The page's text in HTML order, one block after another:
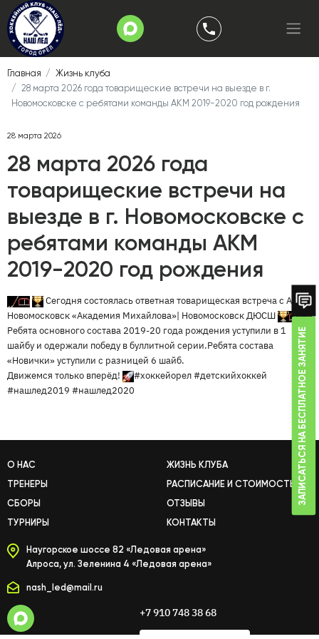
Главная
Жизнь клуба
28 марта 2026 года товарищеские встречи на выезде в г.
Новомосковске с ребятами команды АКМ 2019-2020 год рождения
28 марта 2026
28 марта 2026 года
товарищеские встречи на
выезде в г. Новомосковске с
ребятами команды АКМ
2019-2020 год рождения
Сегодня состоялась ответная товарищеская встреча с АКМ
Новомосковск«Академия Михайлова»| Новомосковск ДЮСШ
Ребята основного состава 2019-20 года рождения уступили в 1
шайбу и одержали победу в буллитной серии.Ребята состава
«Новички» уступили с разницей 6 шайб.
Движемся только вперёд!
#хоккейорел#детскийхоккей
#нашлед2019 #нашлед2020
О НАС
ТРЕНЕРЫ
СБОРЫ
ТУРНИРЫ
ЖИЗНЬ КЛУБА
РАСПИСАНИЕ И СТОИМОСТЬ
ОТЗЫВЫ
КОНТАКТЫ
Наугорское шоссе 82 «Ледовая арена»
Алроса, ул. Зеленина 4 «Ледовая арена»
nash_led@mail.ru
+7 910 748 38 68
ЗАПИСАТЬСЯ НА БЕСПЛАТНОЕ ЗАНЯТИЕ